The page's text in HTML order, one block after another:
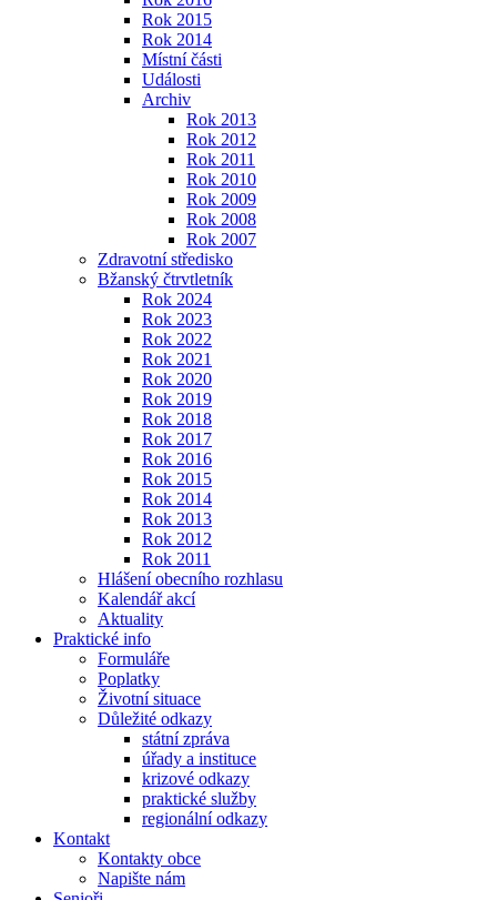
Rok 2015
Rok 2014
Místní části
Události
Archiv
Rok 2013
Rok 2012
Rok 2011
Rok 2010
Rok 2009
Rok 2008
Rok 2007
Zdravotní středisko
Bžanský čtrvtletník
Rok 2024
Rok 2023
Rok 2022
Rok 2021
Rok 2020
Rok 2019
Rok 2018
Rok 2017
Rok 2016
Rok 2015
Rok 2014
Rok 2013
Rok 2012
Rok 2011
Hlášení obecního rozhlasu
Kalendář akcí
Aktuality
Praktické info
Formuláře
Poplatky
Životní situace
Důležité odkazy
státní zpráva
úřady a instituce
krizové odkazy
praktické služby
regionální odkazy
Kontakt
Kontakty obce
Napište nám